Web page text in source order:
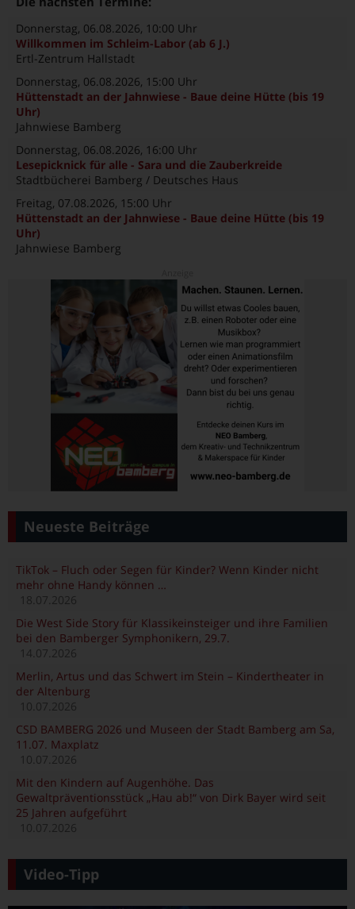
Donnerstag, 06.08.2026, 10:00 Uhr
Willkommen im Schleim-Labor (ab 6 J.)
Ertl-Zentrum Hallstadt
Donnerstag, 06.08.2026, 15:00 Uhr
Hüttenstadt an der Jahnwiese - Baue deine Hütte (bis 19
Uhr)
Jahnwiese Bamberg
Donnerstag, 06.08.2026, 16:00 Uhr
Lesepicknick für alle - Sara und die Zauberkreide
Stadtbücherei Bamberg / Deutsches Haus
Freitag, 07.08.2026, 15:00 Uhr
Hüttenstadt an der Jahnwiese - Baue deine Hütte (bis 19
Uhr)
Jahnwiese Bamberg
Neueste Beiträge
TikTok – Fluch oder Segen für Kinder? Wenn Kinder nicht
mehr ohne Handy können …
18.07.2026
Die West Side Story für Klassikeinsteiger und ihre Familien
bei den Bamberger Symphonikern, 29.7.
14.07.2026
Merlin, Artus und das Schwert im Stein – Kindertheater in
der Altenburg
10.07.2026
CSD BAMBERG 2026 und Museen der Stadt Bamberg am Sa,
11.07. Maxplatz
10.07.2026
Mit den Kindern auf Augenhöhe. Das
Gewaltpräventionsstück „Hau ab!“ von Dirk Bayer wird seit
25 Jahren aufgeführt
10.07.2026
Video-Tipp